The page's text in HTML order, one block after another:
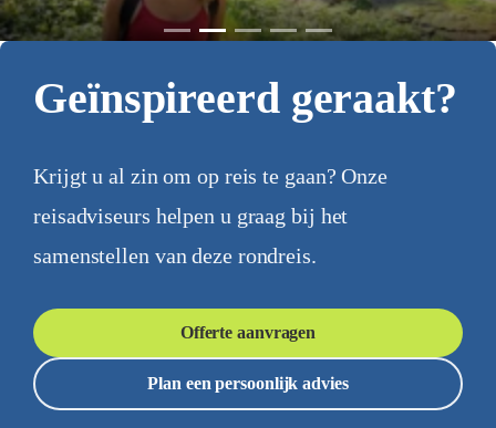
Geïnspireerd geraakt?
Krijgt u al zin om op reis te gaan? Onze
reisadviseurs helpen u graag bij het
samenstellen van deze rondreis.
Offerte aanvragen
Plan een persoonlijk advies